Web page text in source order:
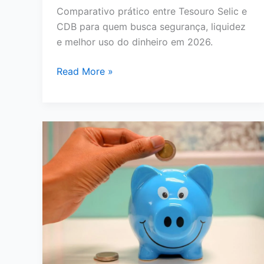
Comparativo prático entre Tesouro Selic e
CDB para quem busca segurança, liquidez
e melhor uso do dinheiro em 2026.
Tesouro
Qual
Vale
a
Pena
para
Seu
em
Read More »